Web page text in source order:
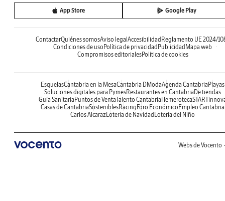
App Store Google Play
ContactarQuiénes somosAviso legalAccesibilidadReglamento UE 2024/
Condiciones de usoPolítica de privacidadPublicidadMapa web
Compromisos editorialesPolítica de cookies
EsquelasCantabria en la MesaCantabria DModaAgenda CantabriaPlayas
Soluciones digitales para PymesRestaurantes en CantabriaDe tiendas
Guía SanitariaPuntos de VentaTalento CantabriaHemeroteca
Casas de CantabriaSosteniblesRacingForo EconómicoEmpleo Cantabria
Carlos AlcarazLotería de NavidadLotería del Niño
Webs de Vocento